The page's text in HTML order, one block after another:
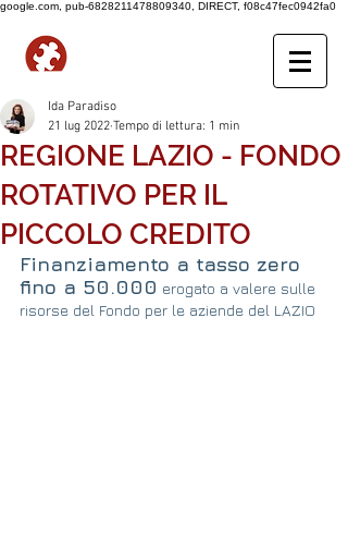
google.com, pub-6828211478809340, DIRECT, f08c47fec0942fa0
REGIONE LAZIO - FONDO
ROTATIVO PER IL
PICCOLO CREDITO
Ida Paradiso
21 lug 2022 Tempo di lettura: 1 min
Finanziamento a tasso zero
fino a 50.000 erogato a valere sulle
risorse del Fondo per le aziende del LAZIO